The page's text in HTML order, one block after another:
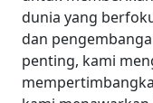
dunia yang
dan
penting, kami